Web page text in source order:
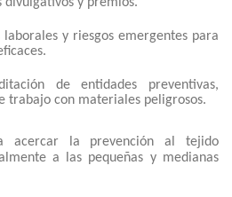
y premios.
laborales y riesgos emergentes para
de entidades preventivas,
trabajo con materiales peligrosos.
acercar la prevención al tejido
a las pequeñas y medianas